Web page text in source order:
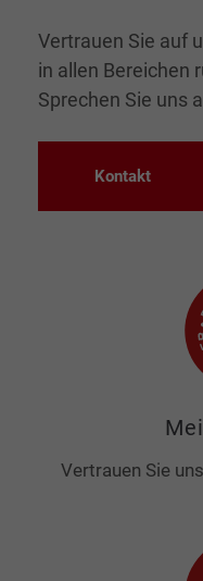
Vertrauen Sie auf
in allen Bereichen
Sprechen Sie uns
Kontakt
Vertrauen Sie